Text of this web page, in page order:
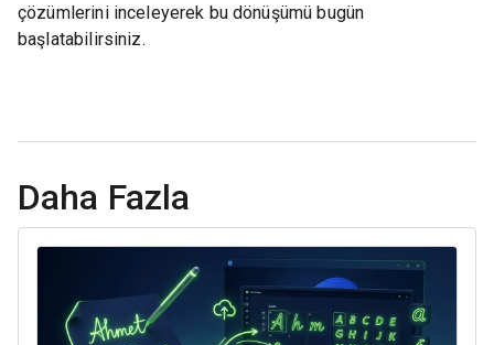
çözümlerini inceleyerek bu dönüşümü bugün
başlatabilirsiniz.
Daha Fazla